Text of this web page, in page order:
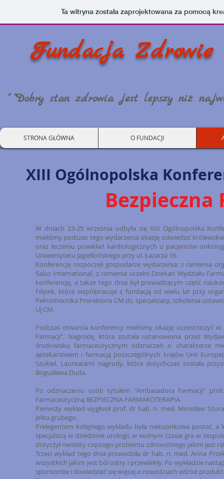
Ta witryna została zaprojektowana za pomocą
" "Dobry stan zdrowia jest lepszy niż
Fundacja
XIII Ogólnopolska
W dniach 23-25 września odbyła się XIII Ogólnopolska
mieliśmy podczas tego wydarzenia okazję odwiedzić
oraz leczeniu powikłań kardiologicznych u pacjentów
Uniwersytetu Jagiellońskiego przy ul. Łazarza 16.
Konferencję rozpoczęli gospodarze wydarzenia: z ramienia
Salus International, z ramienia uczelni Dziekan Wydziału
konferencję, a także tego dnia był prowadzącym część
Filipek, która współpracuje z fundacją od wielu lat przy
Pełnomocnika Prorektora CM ds. specjalizacji, szkolenia
UJ CM.
Podczas otwarcia konferencji mieliśmy okazję uczestniczyć
Farmacji”. Nagrodę, która została ustanowiona przez
środowisku farmaceutycznym odznaczeń o charakterze
aptekarstwem i farmacją poszczególnych krajów Unii
Szukiel. Laureatami nagrody, która dotychczas została
Bogusława Duda.
Po odznaczeniu osób tytułem "Ambasadora Farmacji"
Farmaceutyczną BEZPIECZNA FARMAKOTERAPIA.
Pierwszy wykład wygłosił prof. dr hab. n. med. Mirosław
jelita grubego.
Prelegentem kolejnego wykładu była nietuzinkowa postać,
specjalistą w dziedzinie urologii, w wolnym czasie gra w
dotyczył niestety częstego problemu zdrowotnego jakim jest
Trzeci wykład tego dnia prowadziła dr hab. n. med. Anna
wszystkich jakim jest ból ostry i przewlekły. Po wykładzie
sponsorów i dowiedzieć się więcej o nowościach wśród
STRONA GŁÓWNA O FUNDACJI